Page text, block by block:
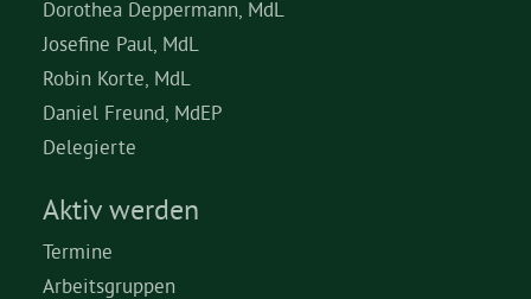
Dorothea Deppermann, MdL
Josefine Paul, MdL
Robin Korte, MdL
Daniel Freund, MdEP
Delegierte
Aktiv werden
Termine
Arbeitsgruppen